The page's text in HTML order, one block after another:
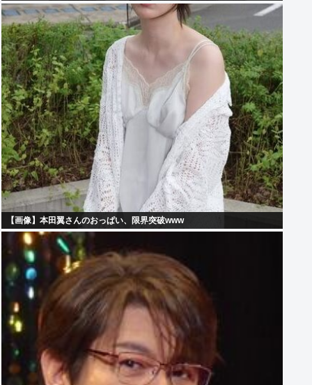
【画像】本田翼さんのおっぱい、限界突破www